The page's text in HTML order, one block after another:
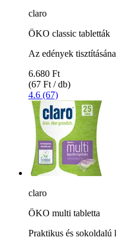
claro
ÖKO classic tabletták
Az edények
6.680 Ft
(67 Ft / db)
4.6 (67)
claro
ÖKO multi tabletta
Praktikus és sokoldalú